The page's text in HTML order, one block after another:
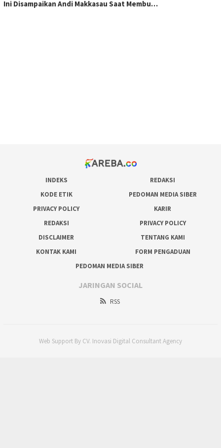
Ini Disampaikan Andi Makkasau Saat Membu…
INDEKS
REDAKSI
KODE ETIK
PEDOMAN MEDIA SIBER
PRIVACY POLICY
KARIR
REDAKSI
PRIVACY POLICY
DISCLAIMER
TENTANG KAMI
KONTAK KAMI
FORM PENGADUAN
PEDOMAN MEDIA SIBER
JARINGAN SOCIAL
RSS
Web Support By CV. Inovasi Digital Consultant Agency